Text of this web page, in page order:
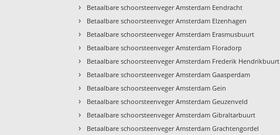
› Betaalbare schoorsteenveger Amsterdam Eendracht
› Betaalbare schoorsteenveger Amsterdam Elzenhagen
› Betaalbare schoorsteenveger Amsterdam Erasmusbuurt
› Betaalbare schoorsteenveger Amsterdam Floradorp
› Betaalbare schoorsteenveger Amsterdam Frederik Hendrikbuurt
› Betaalbare schoorsteenveger Amsterdam Gaasperdam
› Betaalbare schoorsteenveger Amsterdam Gein
› Betaalbare schoorsteenveger Amsterdam Geuzenveld
› Betaalbare schoorsteenveger Amsterdam Gibraltarbuurt
› Betaalbare schoorsteenveger Amsterdam Grachtengordel